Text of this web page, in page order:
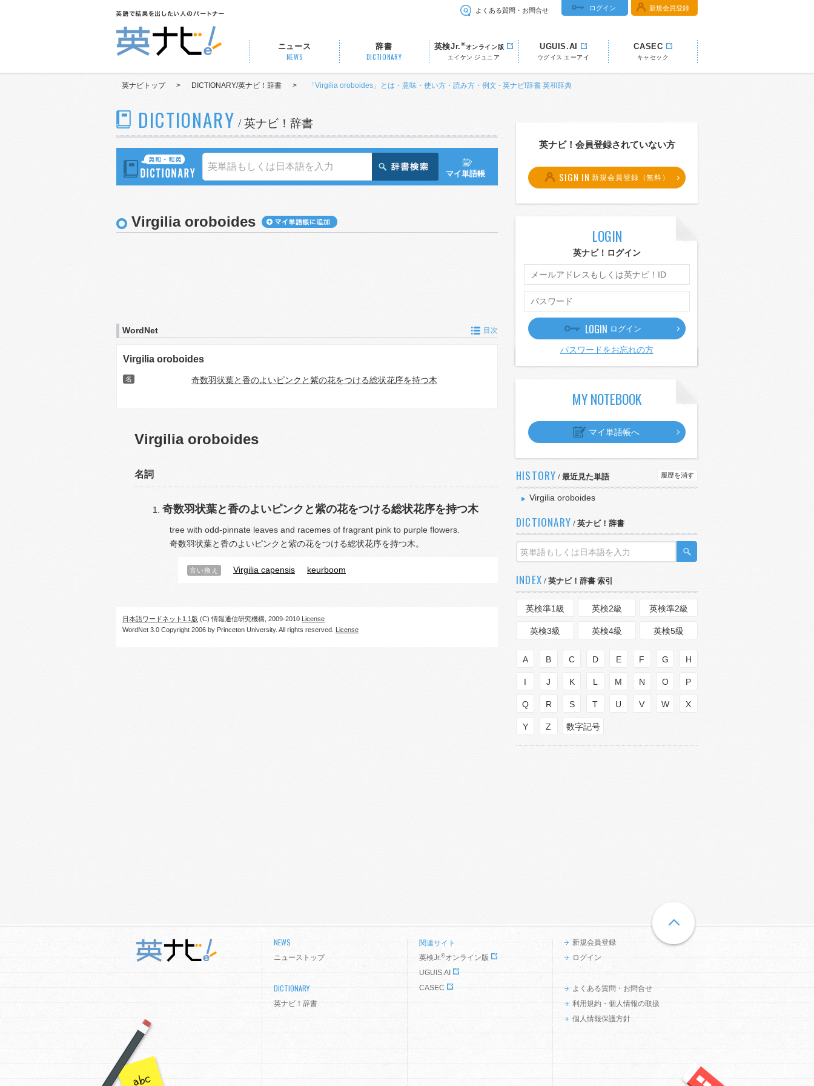
よくある質問・お問合せ ログイン 新規会員登録
ニュース
NEWS
辞書
DICTIONARY
英検Jr.®オンライン版
エイケン ジュニア
UGUIS.AI
ウグイス エーアイ
CASEC
キャセック
英ナビトップ > DICTIONARY/英ナビ！辞書 > 「Virgilia oroboides」とは・意味・使い方・読み方・例文 - 英ナビ!辞書 英和辞典
DICTIONARY / 英ナビ！辞書
マイ単語帳
Virgilia oroboides
WordNet 目次
Virgilia oroboides
名 奇数羽状葉と香のよいピンクと紫の花をつける総状花序を持つ木
Virgilia oroboides
名詞
奇数羽状葉と香のよいピンクと紫の花をつける総状花序を持つ木
tree with odd-pinnate leaves and racemes of fragrant pink to purple flowers.
奇数羽状葉と香のよいピンクと紫の花をつける総状花序を持つ木。
言い換え Virgilia capensis keurboom
日本語ワードネット1.1版 (C) 情報通信研究機構, 2009-2010 License
WordNet 3.0 Copyright 2006 by Princeton University. All rights reserved. License
英ナビ！会員登録されていない方
SIGN IN 新規会員登録（無料）
LOGIN
英ナビ！ログイン
LOGIN ログイン
パスワードをお忘れの方
MY NOTEBOOK
マイ単語帳へ
HISTORY / 最近見た単語 履歴を消す
Virgilia oroboides
DICTIONARY / 英ナビ！辞書
INDEX / 英ナビ！辞書 索引
英検準1級 英検2級 英検準2級
英検3級 英検4級 英検5級
A B C D E F G H
I J K L M N O P
Q R S T U V W X
Y Z 数字記号
NEWS
ニューストップ
DICTIONARY
英ナビ！辞書
関連サイト
英検Jr.®オンライン版
UGUIS.AI
CASEC
新規会員登録
ログイン
よくある質問・お問合せ
利用規約・個人情報の取扱
個人情報保護方針